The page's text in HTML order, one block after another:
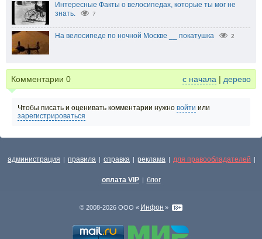
Интересные Факты о велосипедах, которые ты мог не
знать.
7
На велосипеде по ночной Москве __ покатушка 2
Комментарии 0 с начала | дерево
Чтобы писать и оценивать комментарии нужно войти или
зарегистрироваться
администрация | правила | справка | реклама | для правообладателей |
оплата VIP | блог
© 2008-2026 ООО « Инфон »